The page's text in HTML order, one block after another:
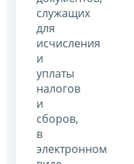
служащих
для
исчисления
и
уплаты
налогов
и
сборов,
в
электронном